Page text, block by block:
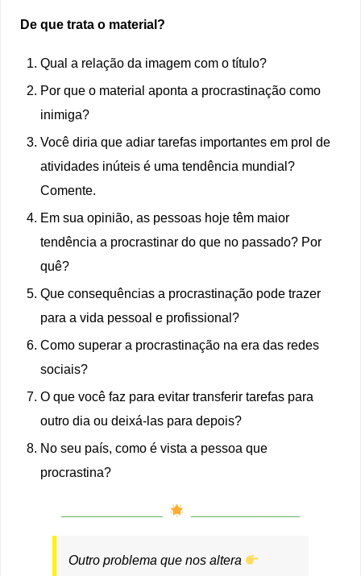
De que trata o material?
Qual a relação da imagem com o título?
Por que o material aponta a procrastinação como
inimiga?
Você diria que adiar tarefas importantes em prol de
atividades inúteis é uma tendência mundial?
Comente.
Em sua opinião, as pessoas hoje têm maior
tendência a procrastinar do que no passado? Por
quê?
Que consequências a procrastinação pode trazer
para a vida pessoal e profissional?
Como superar a procrastinação na era das redes
sociais?
O que você faz para evitar transferir tarefas para
outro dia ou deixá-las para depois?
No seu país, como é vista a pessoa que
procrastina?
Outro problema que nos altera